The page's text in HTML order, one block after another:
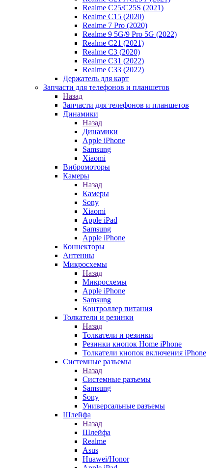
Realme C25/C25S (2021)
Realme C15 (2020)
Realme 7 Pro (2020)
Realme 9 5G/9 Pro 5G (2022)
Realme C21 (2021)
Realme C3 (2020)
Realme C31 (2022)
Realme C33 (2022)
Держатель для карт
Запчасти для телефонов и планшетов
Назад
Запчасти для телефонов и планшетов
Динамики
Назад
Динамики
Apple iPhone
Samsung
Xiaomi
Вибромоторы
Камеры
Назад
Камеры
Sony
Xiaomi
Apple iPad
Samsung
Apple iPhone
Коннекторы
Антенны
Микросхемы
Назад
Микросхемы
Apple iPhone
Samsung
Контроллер питания
Толкатели и резинки
Назад
Толкатели и резинки
Резинки кнопок Home iPhone
Толкатели кнопок включения iPhone
Системные разъемы
Назад
Системные разъемы
Samsung
Sony
Универсальные разъемы
Шлейфа
Назад
Шлейфа
Realme
Asus
Huawei/Honor